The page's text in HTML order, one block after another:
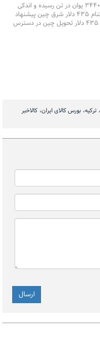
بهای بیلت در چین با کاهش ۲۰ یوانی به ۳۴۴۰ یوان در تن رسیده و اندکی
خریداران بیلت را سرد نموده است و بیلت ویتنام ۴۳۵ دلار شرق چین پیشنهاد
می شود. بیلت هند ۴۲۵ دلار و بیلت روسیه ۴۳۵ دلار تحویل چین در دسترس
ترکیه بورس کالای ایران کالاخبر